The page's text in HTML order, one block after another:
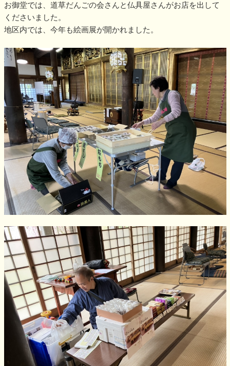
お御堂では、道草だんごの会さんと仏具屋さんがお店を出して
くださいました。
地区内では、今年も絵画展が開かれました。